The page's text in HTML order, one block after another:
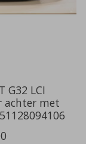
G32 LCI
achter met